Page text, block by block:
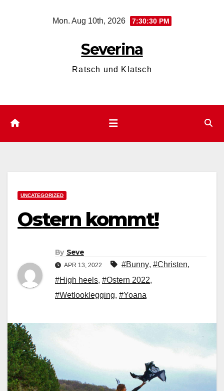
Mon. Aug 10th, 2026 7:30:30 PM
Severina
Ratsch und Klatsch
UNCATEGORIZED
Ostern kommt!
By Seve
APR 13, 2022 #Bunny, #Christen,
#High heels, #Ostern 2022,
#Wetlooklegging, #Yoana